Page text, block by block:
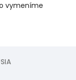
vymeníme